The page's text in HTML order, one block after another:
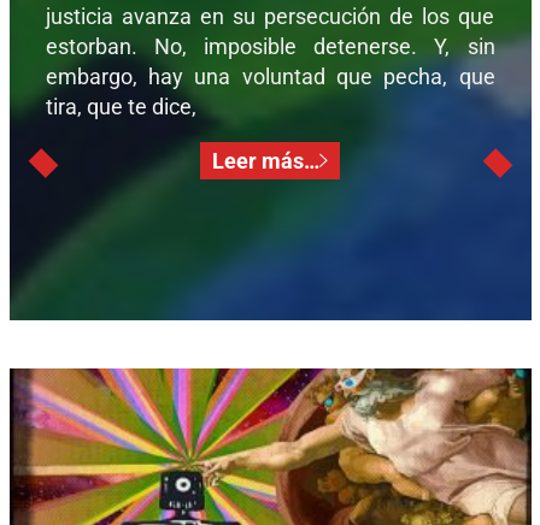
justicia avanza en su persecución de los que
estorban. No, imposible detenerse. Y, sin
embargo, hay una voluntad que pecha, que
tira, que te dice,
Leer más…